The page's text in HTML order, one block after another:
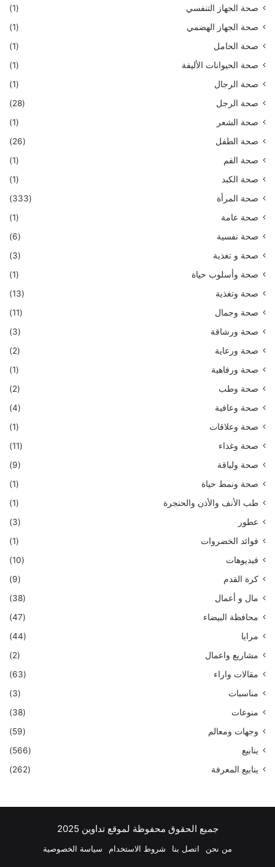
صحة الجهاز التنفسي
(1)
صحة الجهاز الهضمي
(1)
صحة الحامل
(1)
صحة الحيوانات الأليفة
(1)
صحة الرجال
(1)
صحة الرجل
(28)
صحة الشعر
(1)
صحة الطفل
(26)
صحة الفم
(1)
صحة الكبد
(1)
صحة المرأة
(333)
صحة عامة
(1)
صحة نفسية
(6)
صحة و تغذية
(3)
صحة وأسلوب حياة
(1)
صحة وتغذية
(13)
صحة وجمال
(11)
صحة ورشاقة
(3)
صحة ورعاية
(2)
صحة ورفاهية
(1)
صحة وطب
(2)
صحة وعافية
(4)
صحة وعلاقات
(1)
صحة وغذاء
(11)
صحة ولياقة
(9)
صحة ونمط حياة
(1)
طب الأنف والأذن والحنجرة
(1)
عطور
(3)
فوائد الخضروات
(1)
فيديوهات
(10)
كرة القدم
(9)
مال و أعمال
(38)
محافظة البيضاء
(47)
مرايا
(44)
مشاريع واعمال
(2)
مقالات واراء
(63)
مناسبات
(3)
منوعات
(38)
وجهات ومعالم
(59)
ينابيع
(566)
ينابيع المعرفة
(262)
جميع الحقوق محفوظة لموقع تداوين 2025
من نحن اتصل بنا شروط الاستخدام سياسة الخصوصية